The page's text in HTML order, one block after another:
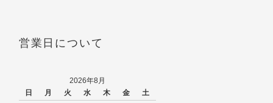
営業日について
2026年8月
日
月 火 水 木 金
土